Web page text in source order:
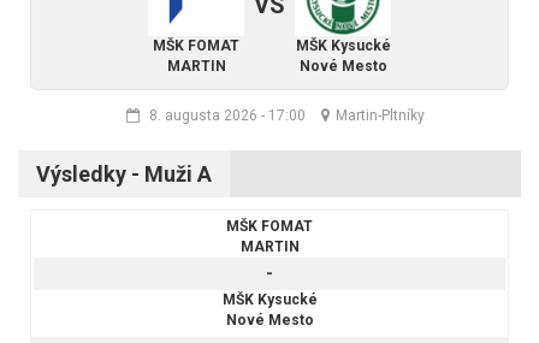
MŠK FOMAT
MARTIN
MŠK Kysucké
Nové Mesto
8. augusta 2026 - 17:00 Martin-Pltníky
Výsledky - Muži A
MŠK FOMAT
MARTIN
-
MŠK Kysucké
Nové Mesto